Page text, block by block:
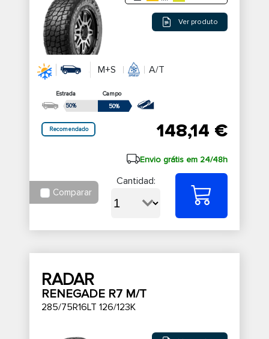
Ver produto
M+S A/T
Estrada
Campo
50%
50%
Recomendado 148,14 €
Envio grátis em 24/48h
Comparar
Cantidad:
RADAR
RENEGADE R7 M/T
285/75R16LT 126/123K